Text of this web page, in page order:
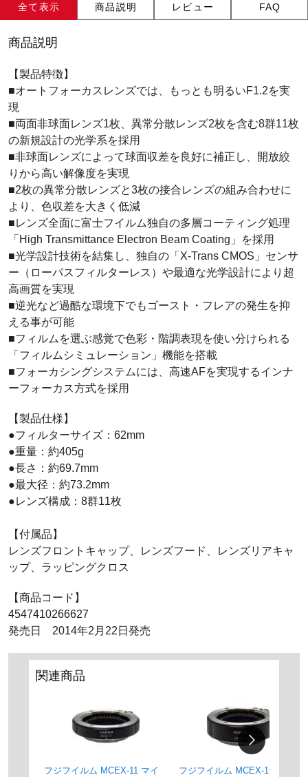
全て表示 商品説明 レビュー FAQ
商品説明
【製品特徴】
■オートフォーカスレンズでは、もっとも明るいF1.2を実
現
■両面非球面レンズ1枚、異常分散レンズ2枚を含む8群11枚
の新規設計の光学系を採用
■非球面レンズによって球面収差を良好に補正し、開放絞
りから高い解像度を実現
■2枚の異常分散レンズと3枚の接合レンズの組み合わせに
より、色収差を大きく低減
■レンズ全面に富士フイルム独自の多層コーティング処理
「High Transmittance Electron Beam Coating」を採用
■光学設計技術を結集し、独自の「X-Trans CMOS」センサ
ー（ローパスフィルターレス）や最適な光学設計により超
高画質を実現
■逆光など過酷な環境下でもゴースト・フレアの発生を抑
える事が可能
■フィルムを選ぶ感覚で色彩・階調表現を使い分けられる
「フィルムシミュレーション」機能を搭載
■フォーカシングシステムには、高速AFを実現するインナ
ーフォーカス方式を採用
【製品仕様】
●フィルターサイズ：62mm
●重量：約405g
●長さ：約69.7mm
●最大径：約73.2mm
●レンズ構成：8群11枚
【付属品】
レンズフロントキャップ、レンズフード、レンズリアキャ
ップ、ラッピングクロス
【商品コード】
4547410266627
発売日 2014年2月22日発売
関連商品
フジフイルム MCEX-11 マイ フジフイルム MCEX-16 マイ